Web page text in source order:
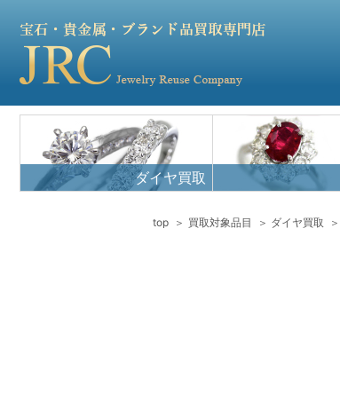
ダイヤ買取
top 買取対象品目 ダイヤ買取